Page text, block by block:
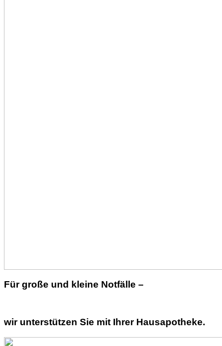
Für große und kleine Notfälle –
wir unterstützen Sie mit Ihrer Hausapotheke.